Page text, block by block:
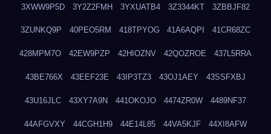
3XWW9P5D 3Y2Z2FMH 3YXUATB4 3Z3344KT 3ZBBJF82
3ZUNKQ9P 40PEO5RM 418TPYOG 41A6AQPI 41CR68ZC
428MPM7O 42EW9PZP 42HIOZNV 42QOZROE 437L5RRA
43BE766X 43EEF23E 43IP3TZ3 43OJ1AEY 43SSFXBJ
43U16JLC 43XY7A9N 441OKOJO 4474ZR0W 4489NF37
44AFGVXY 44CGH1H9 44E14L85 44VA5KJF 44XI8AFW